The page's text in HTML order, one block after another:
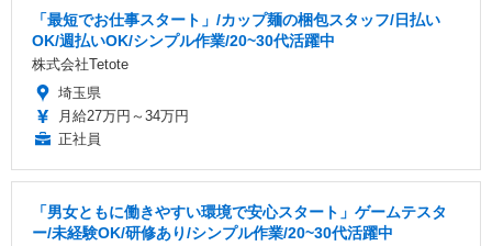
「最短でお仕事スタート」/カップ麺の梱包スタッフ/日払い
OK/週払いOK/シンプル作業/20~30代活躍中
株式会社Tetote
埼玉県
月給27万円～34万円
正社員
「男女ともに働きやすい環境で安心スタート」ゲームテスタ
ー/未経験OK/研修あり/シンプル作業/20~30代活躍中